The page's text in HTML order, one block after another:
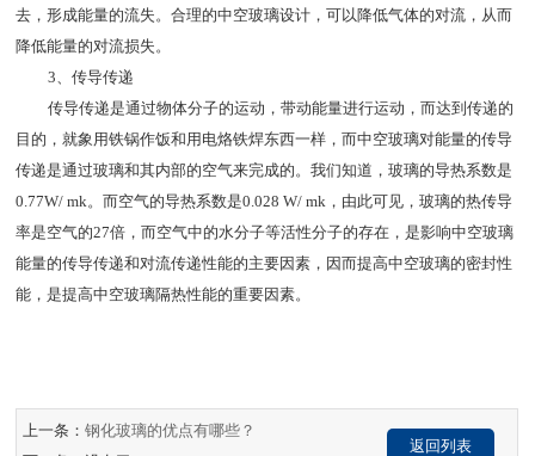
去，形成能量的流失。合理的中空玻璃设计，可以降低气体的对流，从而
降低能量的对流损失。
3、传导传递
传导传递是通过物体分子的运动，带动能量进行运动，而达到传递的
目的，就象用铁锅作饭和用电烙铁焊东西一样，而中空玻璃对能量的传导
传递是通过玻璃和其内部的空气来完成的。我们知道，玻璃的导热系数是
0.77W/ mk。而空气的导热系数是0.028 W/ mk，由此可见，玻璃的热传导
率是空气的27倍，而空气中的水分子等活性分子的存在，是影响中空玻璃
能量的传导传递和对流传递性能的主要因素，因而提高中空玻璃的密封性
能，是提高中空玻璃隔热性能的重要因素。
上一条：钢化玻璃的优点有哪些？
返回列表